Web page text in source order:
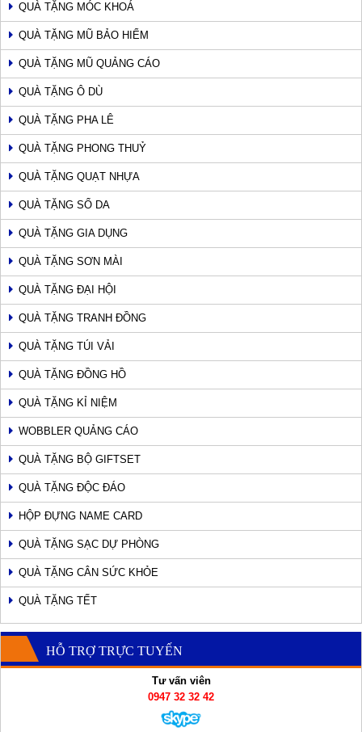
QUÀ TẶNG MÓC KHOÁ
QUÀ TẶNG MŨ BẢO HIỂM
QUÀ TẶNG MŨ QUẢNG CÁO
QUÀ TẶNG Ô DÙ
QUÀ TẶNG PHA LÊ
QUÀ TẶNG PHONG THUỶ
QUÀ TẶNG QUẠT NHỰA
QUÀ TẶNG SỔ DA
QUÀ TẶNG GIA DỤNG
QUÀ TẶNG SƠN MÀI
QUÀ TẶNG ĐẠI HỘI
QUÀ TẶNG TRANH ĐỒNG
QUÀ TẶNG TÚI VẢI
QUÀ TẶNG ĐỒNG HỒ
QUÀ TẶNG KỈ NIỆM
WOBBLER QUẢNG CÁO
QUÀ TẶNG BỘ GIFTSET
QUÀ TẶNG ĐỘC ĐÁO
HỘP ĐỰNG NAME CARD
QUÀ TẶNG SẠC DỰ PHÒNG
QUÀ TẶNG CÂN SỨC KHỎE
QUÀ TẶNG TẾT
HỖ TRỢ TRỰC TUYẾN
Tư vấn viên
0947 32 32 42